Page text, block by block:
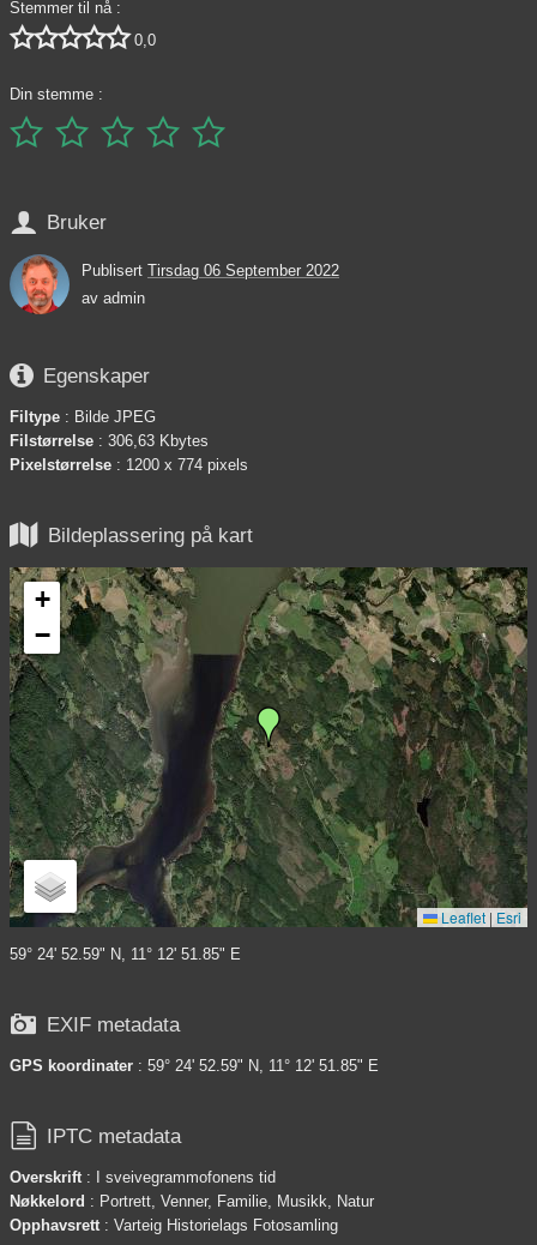
Stemmer til nå :
 0,0
Din stemme :
    
 Bruker
Publisert Tirsdag 06 September 2022
av admin
 Egenskaper
Filtype : Bilde JPEG
Filstørrelse : 306,63 Kbytes
Pixelstørrelse : 1200 x 774 pixels
 Bildeplassering på kart
+
−
Leaflet | Esri
59° 24' 52.59" N, 11° 12' 51.85" E
 EXIF metadata
GPS koordinater : 59° 24' 52.59" N, 11° 12' 51.85" E
 IPTC metadata
Overskrift: I sveivegrammofonens tid
Nøkkelord : Portrett, Venner, Familie, Musikk, Natur
Opphavsrett: Varteig Historielags Fotosamling